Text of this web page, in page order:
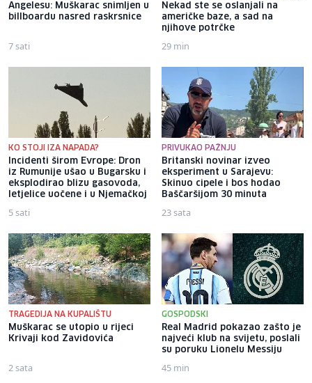
Angelesu: Muškarac snimljen u
billboardu nasred raskrsnice
7 sati
Nekad ste se oslanjali na
američke baze, a sad na
njihove potrčke
29 min
KO STOJI IZA NAPADA?
Incidenti širom Evrope: Dron
iz Rumunije ušao u Bugarsku i
eksplodirao blizu gasovoda,
letjelice uočene i u Njemačkoj
5 sati
PRIVUKAO PAŽNJU
Britanski novinar izveo
eksperiment u Sarajevu:
Skinuo cipele i bos hodao
Baščaršijom 30 minuta
23 sata
TRAGEDIJA NA KUPALIŠTU
Muškarac se utopio u rijeci
Krivaji kod Zavidovića
2 sata
GOSPODSKI
Real Madrid pokazao zašto je
najveći klub na svijetu, poslali
su poruku Lionelu Messiju
45 min